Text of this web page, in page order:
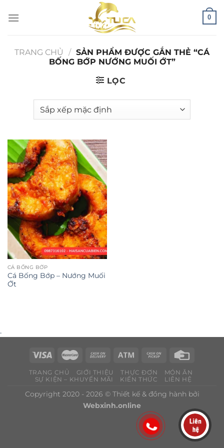
đến
0
TRANG CHỦ / SẢN PHẨM ĐƯỢC GẮN THẺ “CÁ
BỐNG BỚP NƯỚNG MUỐI ỚT”
LỌC
CÁ BỐNG BỚP
Cá Bống Bớp – Nướng Muối
Ớt
.
TRANG CHỦ GIỚI THIỆU THỰC ĐƠN
MÓN ĂN
SỰ KIỆN – KHUYẾN MÃI
KIẾN THỨC LIÊN HỆ
Copyright 2020 - 2026 © Thiết kế & đồng hành bởi
Webxinh.online